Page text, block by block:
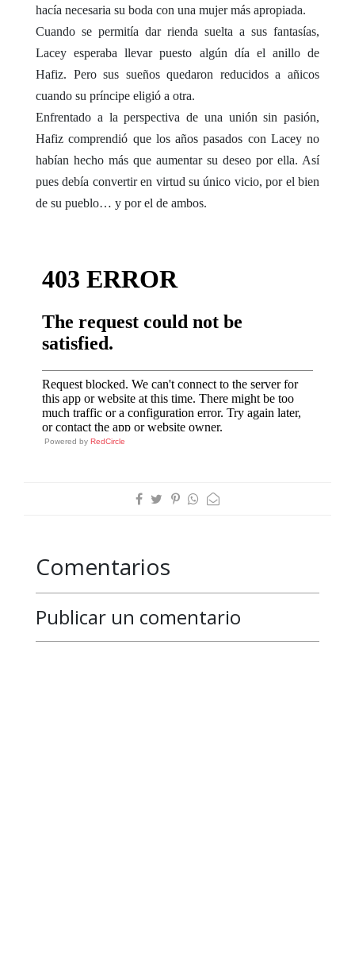
hacía necesaria su boda con una mujer más apropiada.
Cuando se permitía dar rienda suelta a sus fantasías,
Lacey esperaba llevar puesto algún día el anillo de
Hafiz. Pero sus sueños quedaron reducidos a añicos
cuando su príncipe eligió a otra.
Enfrentado a la perspectiva de una unión sin pasión,
Hafiz comprendió que los años pasados con Lacey no
habían hecho más que aumentar su deseo por ella. Así
pues debía convertir en virtud su único vicio, por el bien
de su pueblo… y por el de ambos.
Powered by RedCircle
Comentarios
Publicar un comentario